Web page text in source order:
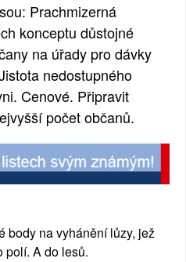
Prachmizerná
konceptu důstojné
na úřady pro dávky
nedostupného
Cenové. Připravit
počet občanů.
body na vyhánění lůzy, jež
polí. A do lesů.